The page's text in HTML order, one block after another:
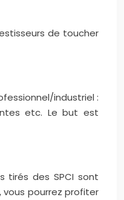
de toucher
industriel :
etc. Le but est
tirés des SPCI sont
vous pourrez profiter